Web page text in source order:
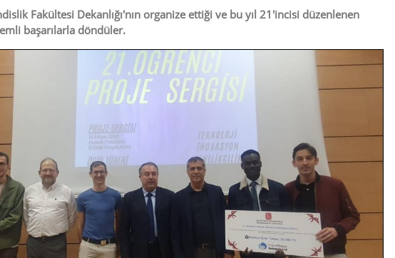
Fakültesi Dekanlığı'nın organize ettiği ve bu yıl 21'incisi düzenlenen
başarılarla döndüler.